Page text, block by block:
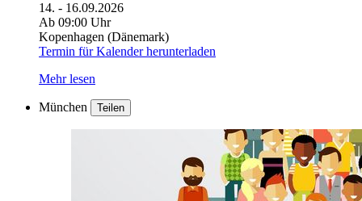
14. - 16.09.2026
Ab 09:00 Uhr
Kopenhagen (Dänemark)
Termin für Kalender herunterladen
Mehr lesen
München Teilen